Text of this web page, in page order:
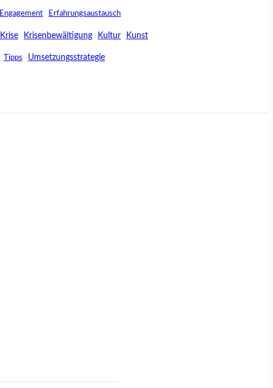
Engagement Erfahrungsaustausch
Krise Krisenbewältigung Kultur Kunst
Tipps Umsetzungsstrategie